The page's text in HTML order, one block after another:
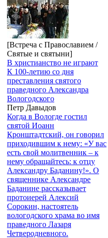
[Встреча с Православием /
Святые и святыни]
В христианство не играют
К 100-летию со дня
преставления святого
праведного Александра
Вологодского
Петр Давыдов
Когда в Вологде гостил
святой Иоанн
Кронштадтский, он говорил
приходившим к нему: «У вас
есть свой молитвенник – к
нему обращайтесь: к отцу
Александру Баданину!». О
священнике Александре
Баданине рассказывает
протоиерей Алексий
Сорокин, настоятель
вологодского храма во имя
праведного Лазаря
Четверодневного.